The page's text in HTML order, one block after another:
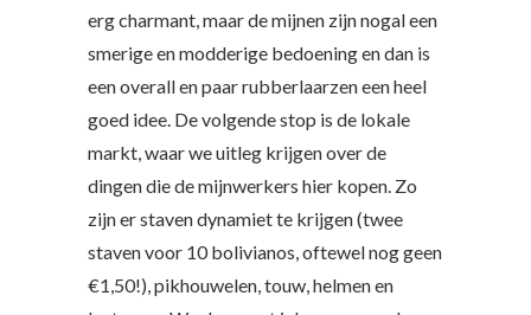
erg charmant, maar de mijnen zijn nogal een
smerige en modderige bedoening en dan is
een overall en paar rubberlaarzen een heel
goed idee. De volgende stop is de lokale
markt, waar we uitleg krijgen over de
dingen die de mijnwerkers hier kopen. Zo
zijn er staven dynamiet te krijgen (twee
staven voor 10 bolivianos, oftewel nog geen
€1,50!), pikhouwelen, touw, helmen en